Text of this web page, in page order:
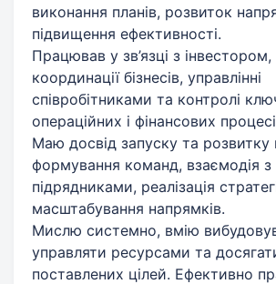
виконання планів, розвиток
підвищення ефективності.
Працював у зв’язці з
координації бізнесів, управлінні
співробітниками та контролі
операційних і фінансових
Маю досвід запуску та розвитку
формування команд, взаємодія з
підрядниками, реалізація
масштабування напрямків.
Мислю системно, вмію
управляти ресурсами та
поставлених цілей. Ефективно